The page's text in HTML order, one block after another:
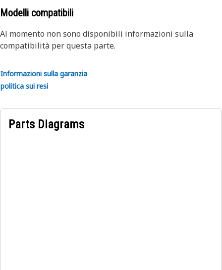
gli aggiornamenti ai prodotti, i componenti Reman
includono sempre gli ultimi miglioramenti alla
progettazione
Modelli compatibili
Al momento non sono disponibili informazioni sulla
compatibilità per questa parte.
Informazioni sulla garanzia
politica sui resi
Parts Diagrams